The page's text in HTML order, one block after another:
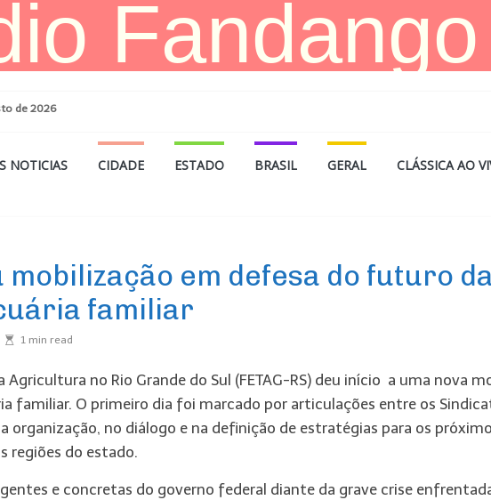
de 2026
NOTICIAS CIDADE ESTADO BRASIL GERAL CLÁSSICA AO
mobilização em defesa do futuro
familiar
1 min read
Agricultura no Rio Grande do Sul (FETAG-RS) deu início a uma nova
familiar. O primeiro dia foi marcado por articulações entre os
organização, no diálogo e na definição de estratégias para os
regiões do estado.
e concretas do governo federal diante da grave crise